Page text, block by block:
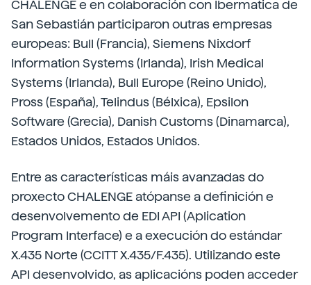
CHALENGE e en colaboración con Ibermatica de
San Sebastián participaron outras empresas
europeas: Bull (Francia), Siemens Nixdorf
Information Systems (Irlanda), Irish Medical
Systems (Irlanda), Bull Europe (Reino Unido),
Pross (España), Telindus (Bélxica), Epsilon
Software (Grecia), Danish Customs (Dinamarca),
Estados Unidos, Estados Unidos.
Entre as características máis avanzadas do
proxecto CHALENGE atópanse a definición e
desenvolvemento de EDI API (Aplication
Program Interface) e a execución do estándar
X.435 Norte (CCITT X.435/F.435). Utilizando este
API desenvolvido, as aplicacións poden acceder